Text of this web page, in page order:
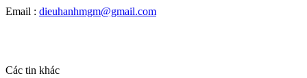
Email : dieuhanhmgm@gmail.com
Các tin khác